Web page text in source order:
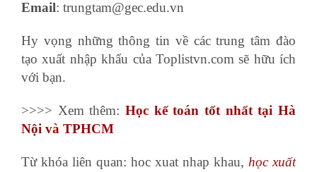
Email: trungtam@gec.edu.vn
Hy vọng những thông tin về các trung tâm đào
tạo xuất nhập khẩu của Toplistvn.com sẽ hữu ích
với bạn.
>>>> Xem thêm: Học kế toán tốt nhất tại Hà
Nội và TPHCM
Từ khóa liên quan: hoc xuat nhap khau, học xuất